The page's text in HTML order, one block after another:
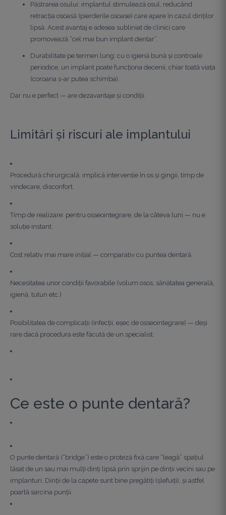
Păstrarea osului: implantul stimulează osul, reducând
retracția osoasă (pierderile osoase) care apare în cazul dinților
lipsă. Acest avantaj e adesea subliniat de clinici care
promovează “cel mai bun implant dentar”.
Durabilitate pe termen lung: cu o igienă bună și controale
periodice, un implant poate funcționa decenii, chiar toată viața
(coroana s-ar putea schimba).
Dar nu e perfect — are dezavantaje și condiții.
Limitări și riscuri ale implantului
Procedură chirurgicală: implică intervenție în os și gingii, timp de
vindecare, disconfort.
Timp de realizare: pentru osseointegrare, de la câteva luni — nu e
soluție instant.
Cost relativ mai mare inițial — comparativ cu puntea dentară.
Necesitatea unor condiții favorabile (volum osos, sănătatea generală,
igienă, tutun etc.)
Posibilitatea de complicații (infecții, eșec de osseointegrare) — deși
rare dacă procedura este făcută de un specialist.
Ce este o punte dentară?
O punte dentară (“bridge”) este o proteză fixă care “leagă” spațiul
lăsat de un sau mai mulți dinți lipsă prin sprijin pe dinții vecini sau pe
implanturi. Dinții de la capete sunt bine pregătiți (șlefuiți), și astfel
poartă sarcina punții.